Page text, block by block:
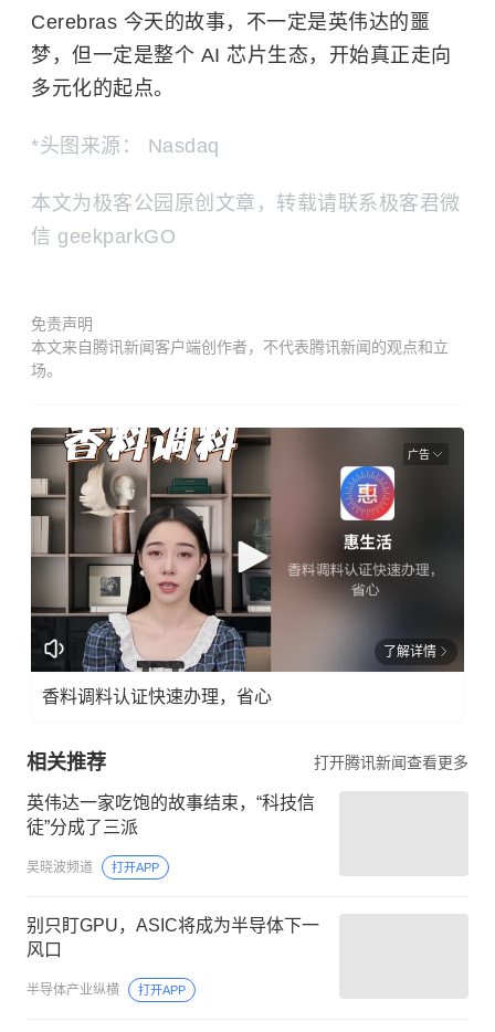
Cerebras 今天的故事，不一定是英伟达的噩
梦，但一定是整个 AI 芯片生态，开始真正走向
多元化的起点。
*头图来源： Nasdaq
本文为极客公园原创文章，转载请联系极客君微
信 geekparkGO
免责声明
本文来自腾讯新闻客户端创作者，不代表腾讯新闻的观点和立
场。
广告
了解详情
香料调料认证快速办理，省心
相关推荐 打开腾讯新闻查看更多
英伟达一家吃饱的故事结束，“科技信
徒”分成了三派
吴晓波频道 打开APP
别只盯GPU，ASIC将成为半导体下一
风口
半导体产业纵横 打开APP